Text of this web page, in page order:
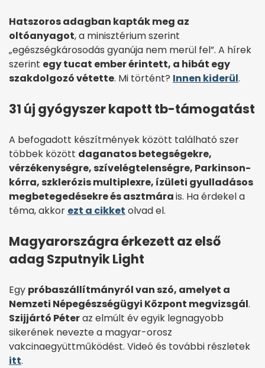
Hatszoros adagban kapták meg az
oltóanyagot, a minisztérium szerint
„egészségkárosodás gyanúja nem merül fel”. A hírek
szerint egy tucat ember érintett, a hibát egy
szakdolgozó vétette. Mi történt? Innen kiderül.
31 új gyógyszer kapott tb-támogatást
A befogadott készítmények között található szer
többek között daganatos betegségekre,
vérzékenységre, szívelégtelenségre, Parkinson-
kórra, szklerózis multiplexre, ízületi gyulladásos
megbetegedésekre és asztmárais. Ha érdekel a
téma, akkor ezt a cikket olvad el.
Magyarországra érkezett az első
adag Szputnyik Light
Egy próbaszállítmányról van szó, amelyet a
Nemzeti Népegészségügyi Központ megvizsgál.
Szijjártó Péteraz elmúlt év egyik legnagyobb
sikerének nevezte a magyar-orosz
vakcinaegyüttműködést. Videó és további részletek
itt.